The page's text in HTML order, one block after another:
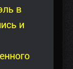
в
и